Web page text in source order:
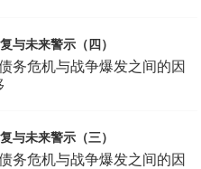
与未来警示（四）
务危机与战争爆发之间的因
与未来警示（三）
务危机与战争爆发之间的因